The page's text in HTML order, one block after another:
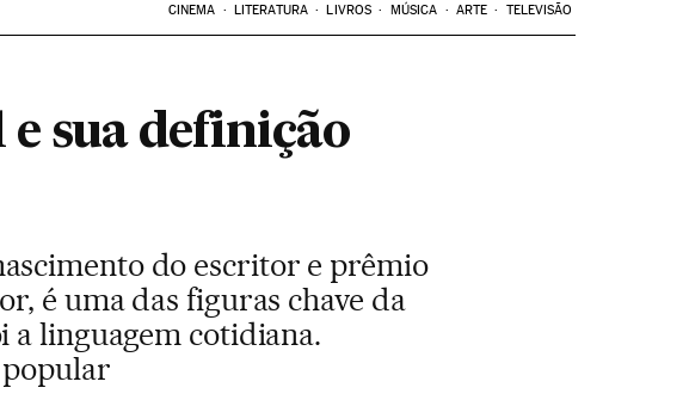
CINEMA LITERATURA LIVROS MÚSICA ARTE TELEVISÃO
sua definição
do escritor e prêmio
é uma das figuras chave da
linguagem cotidiana.
popular